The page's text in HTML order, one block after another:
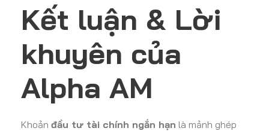
Kết luận & Lời
khuyên của
Alpha AM
Khoản đầu tư tài chính ngắn hạn là mảnh ghép